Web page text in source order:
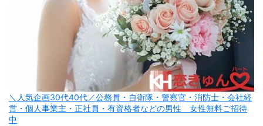
＼人気企画30代40代／公務員・自衛隊・警察官・消防士・会社経
営・個人事業主・正社員・有資格者などの男性 女性無料ご招待
中